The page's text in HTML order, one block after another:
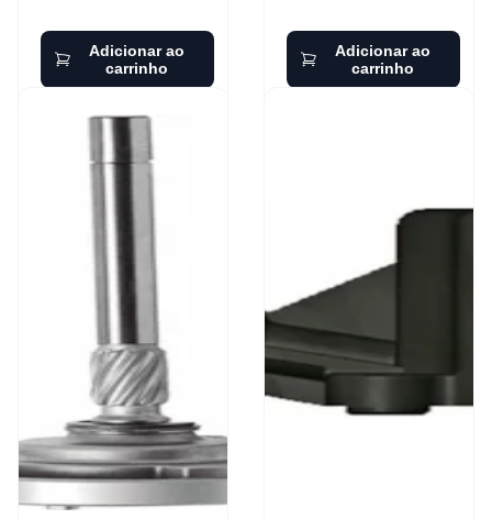
Adicionar ao
carrinho
Adicionar ao
carrinho